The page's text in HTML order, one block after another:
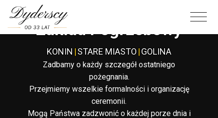
Całodobowy
Zakład Pogrzebowy
KONIN |STARE MIASTO |GOLINA
Zadbamy o każdy szczegół ostatniego
pożegnania.
Przejmiemy wszelkie formalności i organizację
ceremonii.
Mogą Państwa zadzwonić o każdej porze dnia i